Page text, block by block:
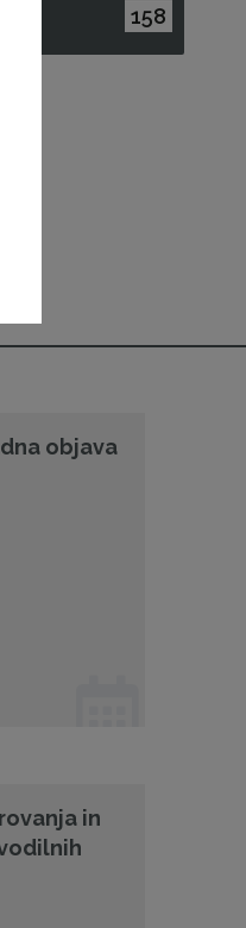
158
objava
in